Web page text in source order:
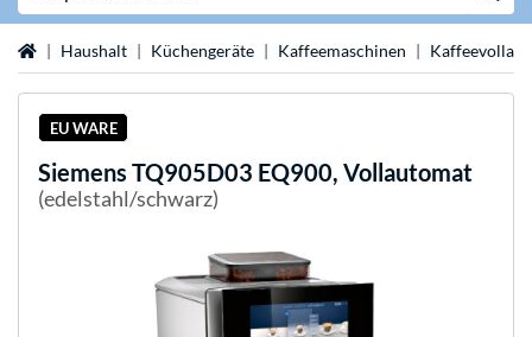
StartseiteHaushalt Küchengeräte Kaffeemaschinen
EU WARE
Siemens TQ905D03 EQ900, Vollautomat
(edelstahl/schwarz)